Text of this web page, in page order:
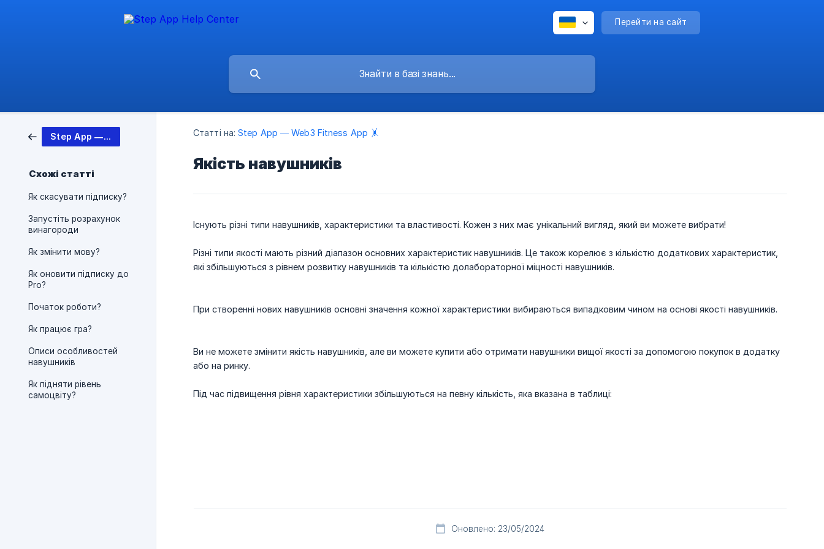
Перейти на сайт
Step App — Web3 Fitness App 🤸
Схожі статті
Як скасувати підписку?
Запустіть розрахунок
винагороди
Як змінити мову?
Як оновити підписку до
Pro?
Початок роботи?
Як працює гра?
Описи особливостей
навушників
Як підняти рівень
самоцвіту?
Статті на: Step App — Web3 Fitness App 🤸
Якість навушників
Існують різні типи навушників, характеристики та властивості. Кожен з них має унікальний вигляд, який ви можете вибрати!
Різні типи якості мають різний діапазон основних характеристик навушників. Це також корелює з кількістю додаткових характеристик,
які збільшуються з рівнем розвитку навушників та кількістю долабораторної міцності навушників.
При створенні нових навушників основні значення кожної характеристики вибираються випадковим чином на основі якості навушників.
Ви не можете змінити якість навушників, але ви можете купити або отримати навушники вищої якості за допомогою покупок в додатку
або на ринку.
Під час підвищення рівня характеристики збільшуються на певну кількість, яка вказана в таблиці:
Оновлено: 23/05/2024